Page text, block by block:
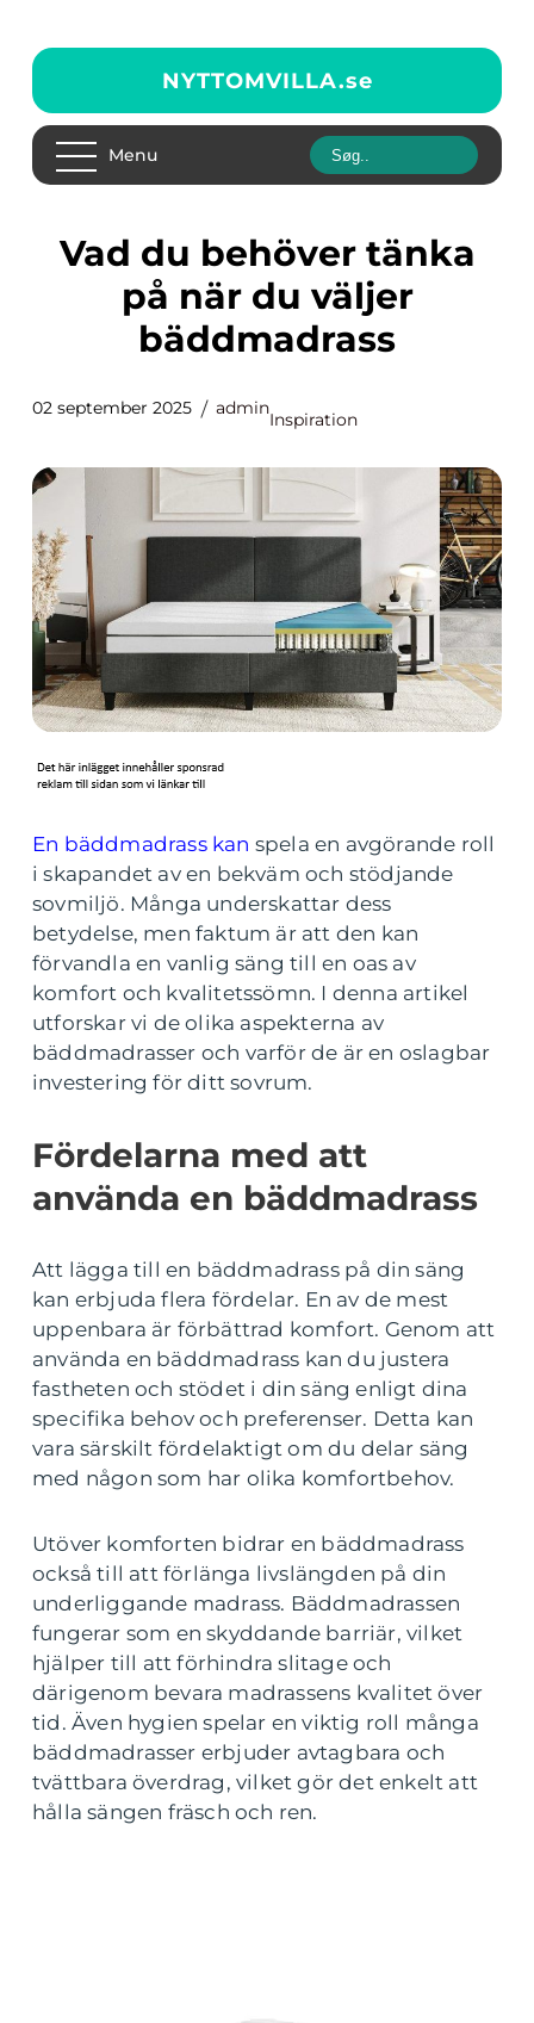
NYTTOMVILLA.se
Menu
Vad du behöver tänka
på när du väljer
bäddmadrass
02 september 2025 admin
Inspiration
En bäddmadrass kan spela en avgörande roll
i skapandet av en bekväm och stödjande
sovmiljö. Många underskattar dess
betydelse, men faktum är att den kan
förvandla en vanlig säng till en oas av
komfort och kvalitetssömn. I denna artikel
utforskar vi de olika aspekterna av
bäddmadrasser och varför de är en oslagbar
investering för ditt sovrum.
Fördelarna med att
använda en bäddmadrass
Att lägga till en bäddmadrass på din säng
kan erbjuda flera fördelar. En av de mest
uppenbara är förbättrad komfort. Genom att
använda en bäddmadrass kan du justera
fastheten och stödet i din säng enligt dina
specifika behov och preferenser. Detta kan
vara särskilt fördelaktigt om du delar säng
med någon som har olika komfortbehov.
Utöver komforten bidrar en bäddmadrass
också till att förlänga livslängden på din
underliggande madrass. Bäddmadrassen
fungerar som en skyddande barriär, vilket
hjälper till att förhindra slitage och
därigenom bevara madrassens kvalitet över
tid. Även hygien spelar en viktig roll många
bäddmadrasser erbjuder avtagbara och
tvättbara överdrag, vilket gör det enkelt att
hålla sängen fräsch och ren.